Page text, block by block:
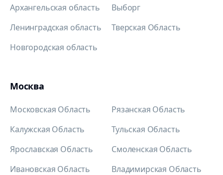
Архангельская область
Выборг
Ленинградская область
Тверская Область
Новгородская область
Москва
Московская Область
Рязанская Область
Калужская Область
Тульская Область
Ярославская Область
Смоленская Область
Ивановская Область
Владимирская Область